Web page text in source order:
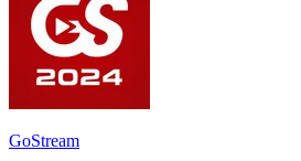
GoStream